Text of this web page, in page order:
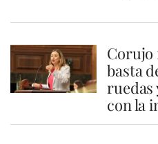
Corujo
basta
ruedas
con la